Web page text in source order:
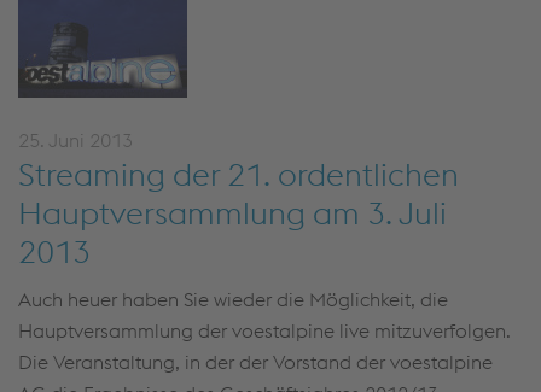
25. Juni 2013
Streaming der 21. ordentlichen
Hauptversammlung am 3. Juli
2013
Auch heuer haben Sie wieder die Möglichkeit, die
Hauptversammlung der voestalpine live mitzuverfolgen.
Die Veranstaltung, in der der Vorstand der voestalpine